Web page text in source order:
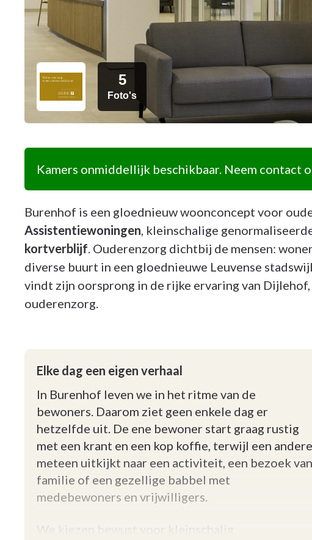
5
Foto's
Kamers onmiddellijk beschikbaar. Neem contact
Burenhof is een gloednieuw woonconcept voor
Assistentiewoningen, kleinschalige
kortverblijf. Ouderenzorg dichtbij de mensen:
diverse buurt in een gloednieuwe Leuvense
vindt zijn oorsprong in de rijke ervaring van
ouderenzorg.
Elke dag een eigen verhaal
In Burenhof leven we in het ritme van de
bewoners. Daarom ziet geen enkele dag er
hetzelfde uit. De ene bewoner start graag rustig
met een krant en een kop koffie, terwijl een andere
meteen uitkijkt naar een activiteit, een bezoek van
familie of een gezellige babbel met
medebewoners en vrijwilligers.
We kiezen bewust voor kleinschalig